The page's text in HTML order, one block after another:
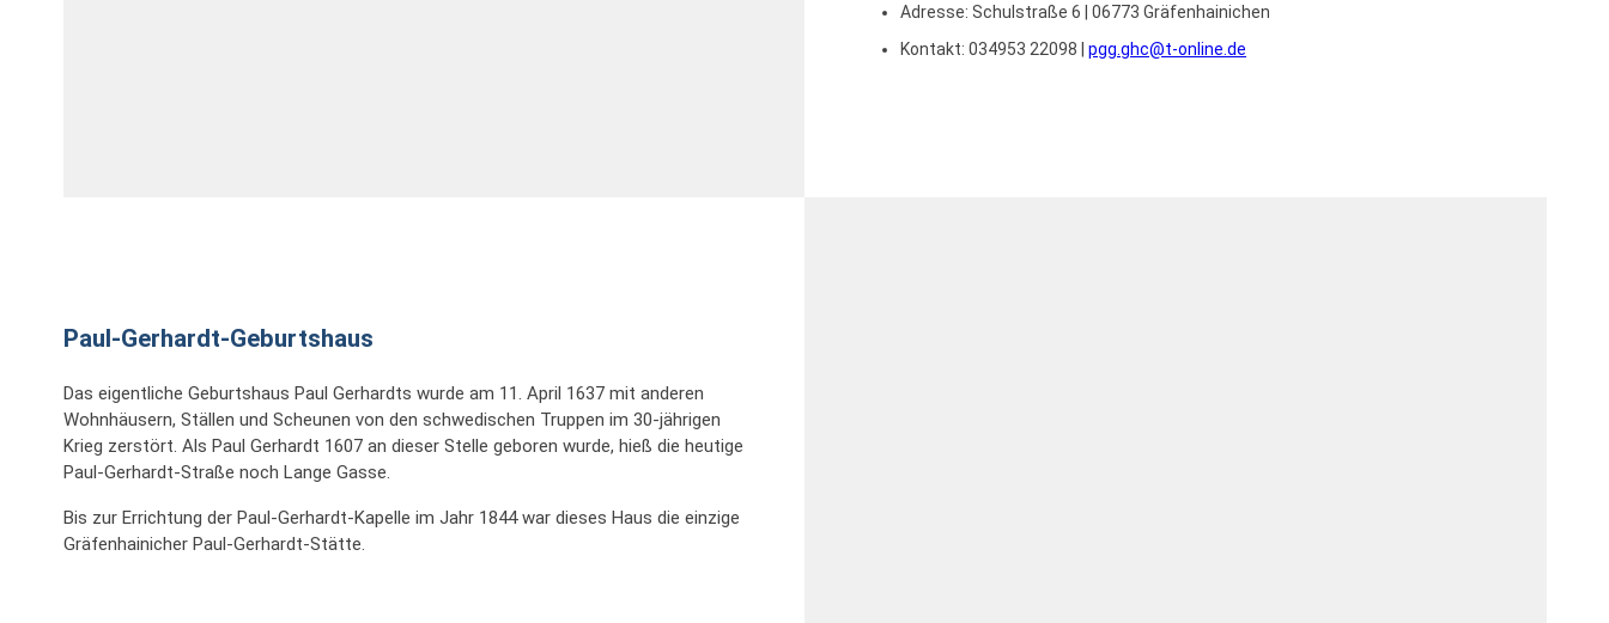
Adresse: Schulstraße 6 | 06773 Gräfenhainichen
Kontakt: 034953 22098 | pgg.ghc@t-online.de
Paul-Gerhardt-Geburtshaus
Das eigentliche Geburtshaus Paul Gerhardts wurde am 11. April 1637 mit anderen
Wohnhäusern, Ställen und Scheunen von den schwedischen Truppen im 30-jährigen
Krieg zerstört. Als Paul Gerhardt 1607 an dieser Stelle geboren wurde, hieß die heutige
Paul-Gerhardt-Straße noch Lange Gasse.
Bis zur Errichtung der Paul-Gerhardt-Kapelle im Jahr 1844 war dieses Haus die einzige
Gräfenhainicher Paul-Gerhardt-Stätte.